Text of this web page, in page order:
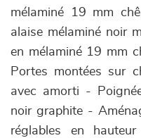
mélaminé 19 mm
alaise mélaminé noir
en mélaminé 19 mm
Portes montées sur
avec amorti -
noir graphite -
réglables en